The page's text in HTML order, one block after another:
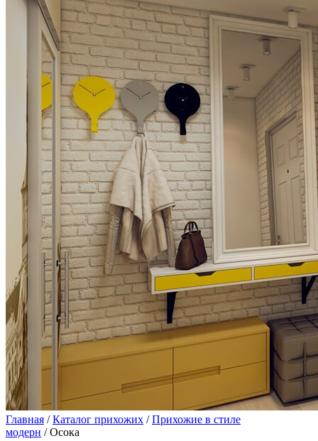
Главная /Каталог прихожих /Прихожие в стиле
модерн / Осока